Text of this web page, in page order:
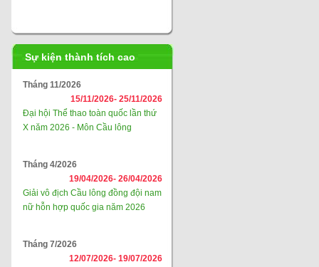
Sự kiện thành tích cao
Tháng 11/2026
15/11/2026- 25/11/2026
Đại hội Thể thao toàn quốc lần thứ
X năm 2026 - Môn Cầu lông
Tháng 4/2026
19/04/2026- 26/04/2026
Giải vô địch Cầu lông đồng đội nam
nữ hỗn hợp quốc gia năm 2026
Tháng 7/2026
12/07/2026- 19/07/2026